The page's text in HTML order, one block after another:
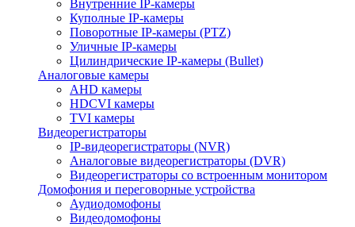
Внутренние IP-камеры
Куполные IP-камеры
Поворотные IP-камеры (PTZ)
Уличные IP-камеры
Цилиндрические IP-камеры (Bullet)
Аналоговые камеры
AHD камеры
HDCVI камеры
TVI камеры
Видеорегистраторы
IP-видеорегистраторы (NVR)
Аналоговые видеорегистраторы (DVR)
Видеорегистраторы со встроенным монитором
Домофония и переговорные устройства
Аудиодомофоны
Видеодомофоны